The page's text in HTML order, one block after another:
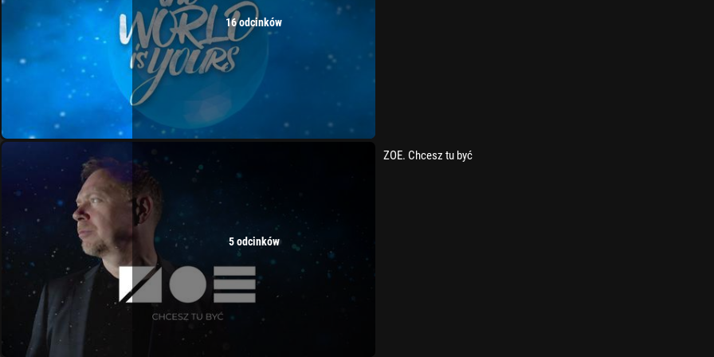
16 odcinków
5 odcinków
ZOE. Chcesz tu być